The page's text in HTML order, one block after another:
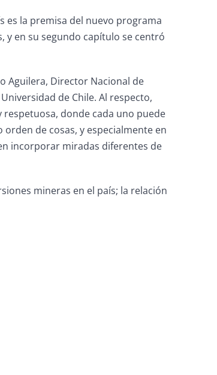
es la premisa del nuevo programa
y en su segundo capítulo se centró
Aguilera, Director Nacional de
de Chile. Al respecto,
respetuosa, donde cada uno puede
de cosas, y especialmente en
incorporar miradas diferentes de
mineras en el país; la relación